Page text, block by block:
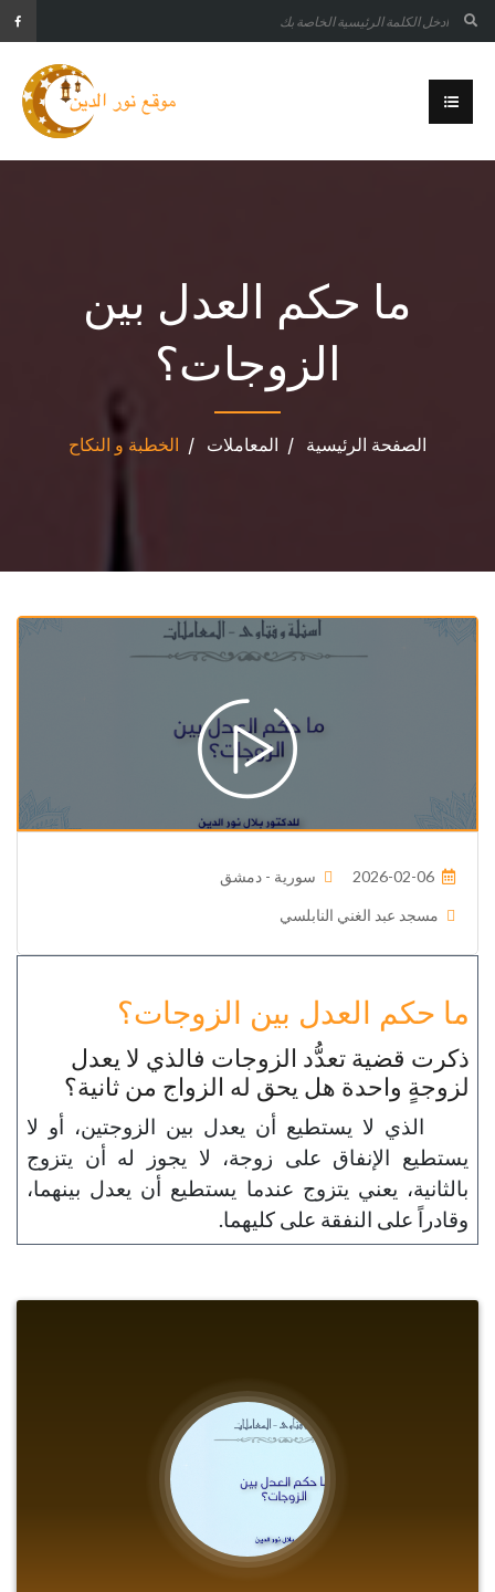
ما حكم العدل بين
الزوجات؟
الصفحة الرئيسية المعاملات الخطبة و النكاح
2026-02-06 سورية - دمشق
مسجد عبد الغني النابلسي
ما حكم العدل بين الزوجات؟
ذكرت قضية تعدُّد الزوجات فالذي لا يعدل
لزوجةٍ واحدة هل يحق له الزواج من ثانية؟
الذي لا يستطيع أن يعدل بين الزوجتين، أو لا
يستطيع الإنفاق على زوجة، لا يجوز له أن يتزوج
بالثانية، يعني يتزوج عندما يستطيع أن يعدل بينهما،
وقادراً على النفقة على كليهما.